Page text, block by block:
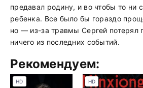
предавал родину, и во чтобы то ни
ребенка. Все было бы гораздо
но — из-за травмы Сергей потерял
ничего из последних событий.
Рекомендуем:
HD HD